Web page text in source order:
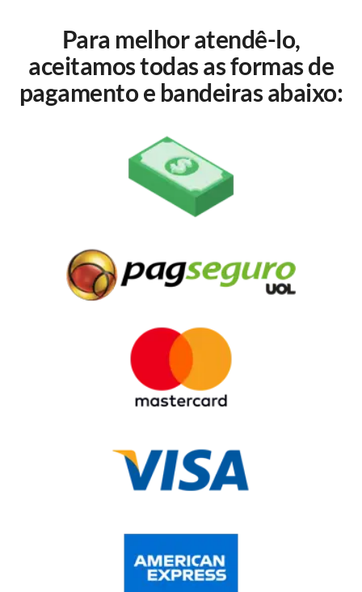
Para melhor atendê-lo,
aceitamos todas as formas de
pagamento e bandeiras abaixo: